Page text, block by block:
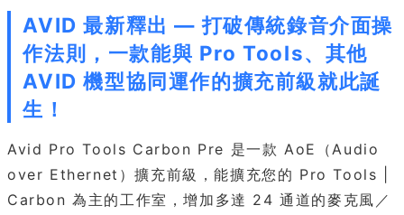
AVID 最新釋出 — 打破傳統錄音介面操
作法則，一款能與 Pro Tools、其他
AVID 機型協同運作的擴充前級就此誕
生！
Avid Pro Tools Carbon Pre 是一款 AoE（Audio
over Ethernet）擴充前級，能擴充您的 Pro Tools |
Carbon 為主的工作室，增加多達 24 通道的麥克風／